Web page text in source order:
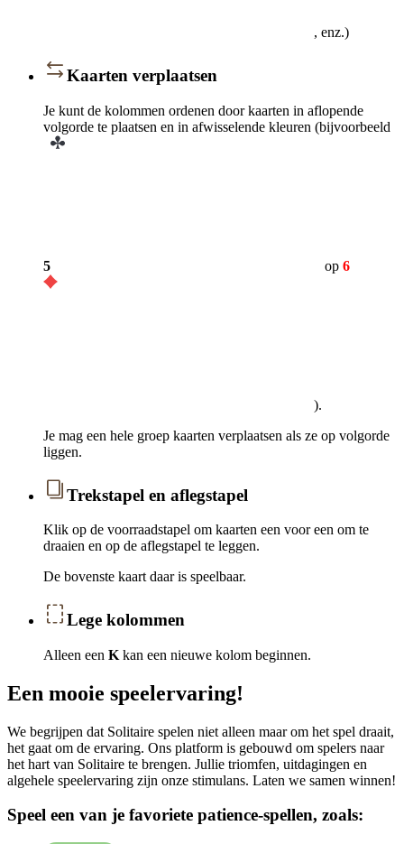
, enz.)
Kaarten verplaatsen
Je kunt de kolommen ordenen door kaarten in aflopende
volgorde te plaatsen en in afwisselende kleuren (bijvoorbeeld
5 op 6
).
Je mag een hele groep kaarten verplaatsen als ze op volgorde
liggen.
Trekstapel en aflegstapel
Klik op de voorraadstapel om kaarten een voor een om te
draaien en op de aflegstapel te leggen.
De bovenste kaart daar is speelbaar.
Lege kolommen
Alleen een K kan een nieuwe kolom beginnen.
Een mooie speelervaring!
We begrijpen dat Solitaire spelen niet alleen maar om het spel draait,
het gaat om de ervaring. Ons platform is gebouwd om spelers naar
het hart van Solitaire te brengen. Jullie triomfen, uitdagingen en
algehele speelervaring zijn onze stimulans. Laten we samen winnen!
Speel een van je favoriete patience-spellen, zoals: